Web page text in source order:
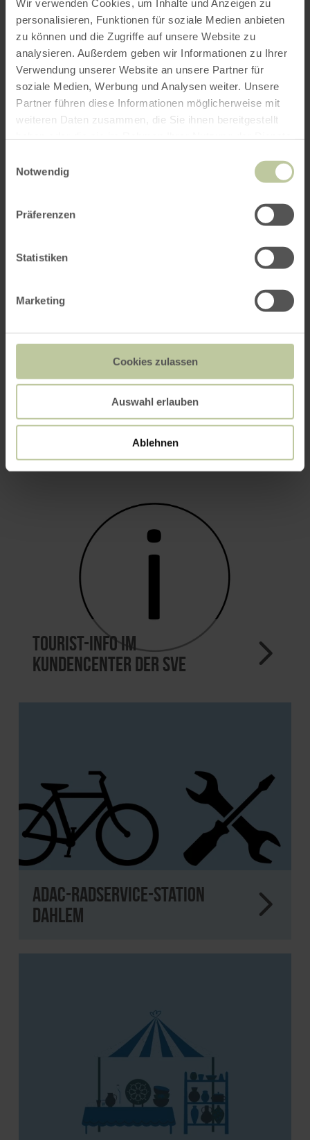
Wir verwenden Cookies, um Inhalte und Anzeigen zu
personalisieren, Funktionen für soziale Medien anbieten
zu können und die Zugriffe auf unsere Website zu
analysieren. Außerdem geben wir Informationen zu Ihrer
Verwendung unserer Website an unsere Partner für
soziale Medien, Werbung und Analysen weiter. Unsere
Partner führen diese Informationen möglicherweise mit
weiteren Daten zusammen, die Sie ihnen bereitgestellt
Notwendig
Präferenzen
Statistiken
Marketing
Cookies zulassen
Auswahl erlauben
Ablehnen
ROUTE PLANEN
Das könnte Sie auch
interessieren
Krewelshof
Tourist-Info im
Kundencenter der SVE
ADAC-Radservice-Station
Dahlem